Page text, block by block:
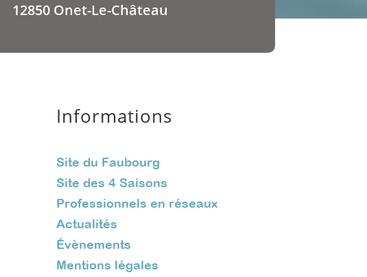
12850 Onet-Le-Château
Informations
Site du Faubourg
Site des 4 Saisons
Professionnels en réseaux
Actualités
Évènements
Mentions légales